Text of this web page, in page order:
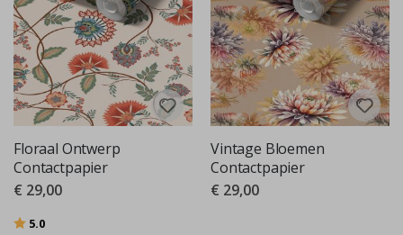
Floraal Ontwerp
Contactpapier
€ 29,00
Beoordeling:
5.0
Vintage Bloemen
Contactpapier
€ 29,00